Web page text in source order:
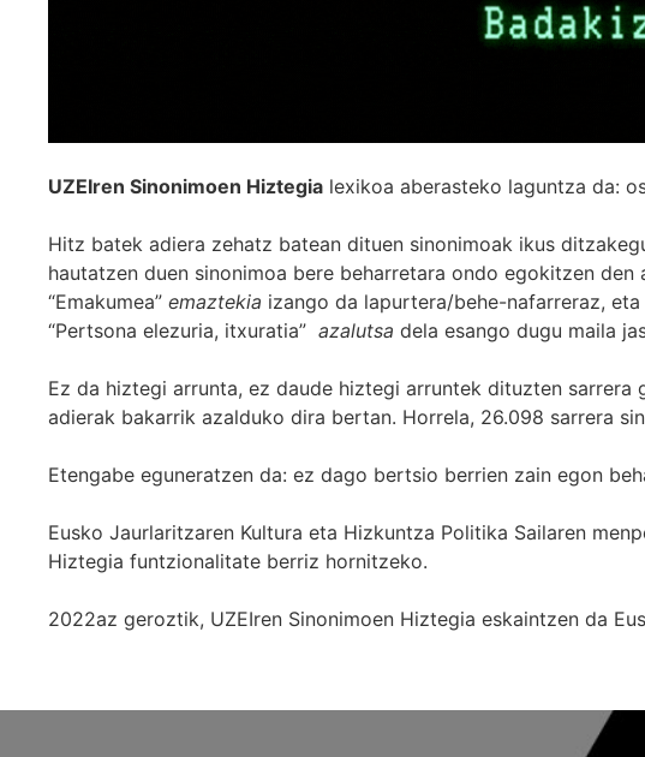
UZEIren Sinonimoen Hiztegia lexikoa aberasteko laguntza da:
Hitz batek adiera zehatz batean dituen sinonimoak ikus
hautatzen duen sinonimoa bere beharretara ondo egokitzen
“Emakumea” emaztekia izango da lapurtera/behe-nafarreraz, eta
“Pertsona elezuria, itxuratia” azalutsa dela esango dugu maila
Ez da hiztegi arrunta, ez daude hiztegi arruntek dituzten
adierak bakarrik azalduko dira bertan. Horrela, 26.098 sarrera
Etengabe eguneratzen da: ez dago bertsio berrien zain egon
Eusko Jaurlaritzaren Kultura eta Hizkuntza Politika Sailaren
Hiztegia funtzionalitate berriz hornitzeko.
2022az geroztik, UZEIren Sinonimoen Hiztegia eskaintzen da